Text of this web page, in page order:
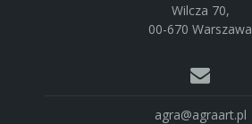
Wilcza 70,
00-670 Warszawa
agra@agraart.pl